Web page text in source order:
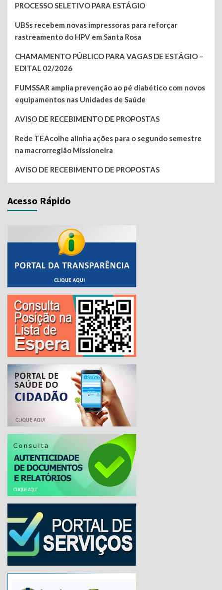
PROCESSO SELETIVO PARA ESTÁGIO
UBSs recebem novas impressoras para reforçar
rastreamento do HPV em Santa Rosa
CHAMAMENTO PÚBLICO PARA VAGAS DE ESTÁGIO –
EDITAL 02/2026
FUMSSAR amplia prevenção ao pé diabético com novos
equipamentos nas Unidades de Saúde
AVISO DE RECEBIMENTO DE PROPOSTAS
Rede TEAcolhe alinha ações para o segundo semestre
na macrorregião Missioneira
AVISO DE RECEBIMENTO DE PROPOSTAS
Acesso Rápido